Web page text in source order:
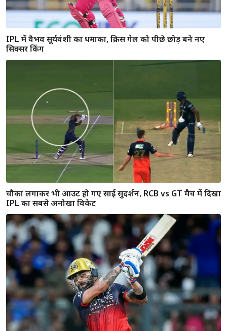
'शॉट बदलने की कोशिश पड़ गई भारी', वैभव ने बताया कैसे गंवाया
विकेट
ऑरेंज कैप की जंग हुई और दिलचस्प, अब वैभव सूर्यवंशी के सामने
सिर्फ ये 2 बल्लेबाज बने चुनौती; छठे स्थान पर विराट कोहली